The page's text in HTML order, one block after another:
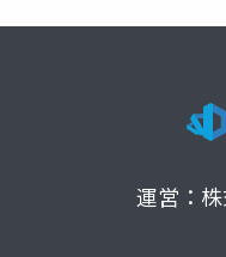
運営：